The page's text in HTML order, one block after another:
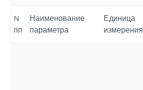
N
пп
Наименование
параметра
Единица
измерения